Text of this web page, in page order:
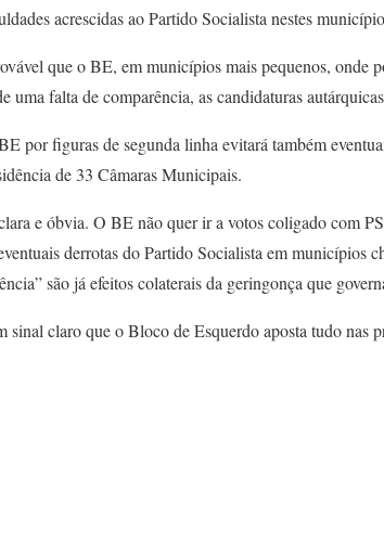
acrescidas ao Partido Socialista nestes
que o BE, em municípios mais pequenos, onde
uma falta de comparência, as candidaturas
por figuras de segunda linha evitará também
de 33 Câmaras Municipais.
e óbvia. O BE não quer ir a votos coligado com
derrotas do Partido Socialista em municípios
são já efeitos colaterais da geringonça que
sinal claro que o Bloco de Esquerdo aposta tudo nas